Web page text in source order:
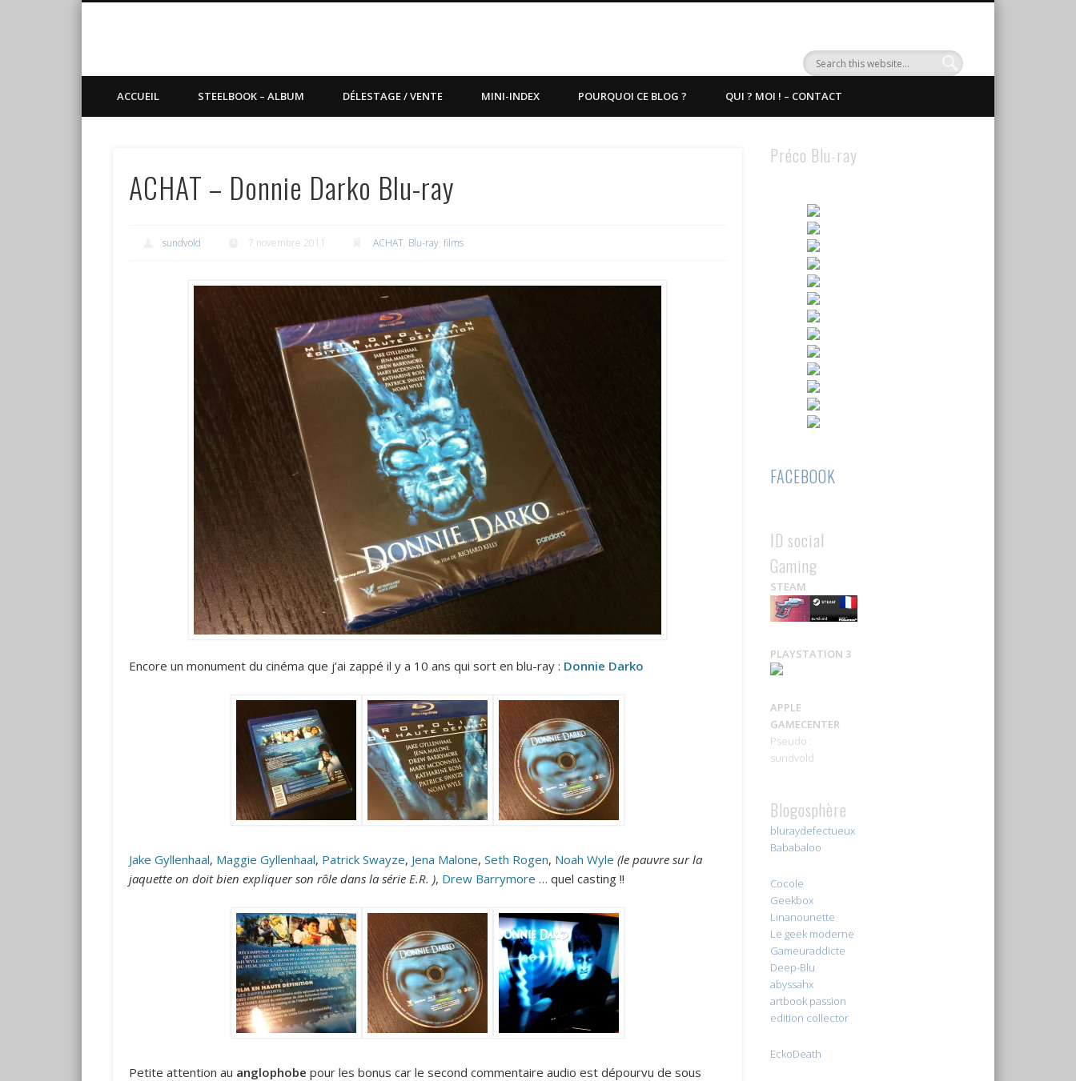
ACCUEIL STEELBOOK – ALBUM DÉLESTAGE / VENTE MINI-INDEX POURQUOI CE BLOG ? QUI ? MOI ! – CONTACT
ACHAT – Donnie Darko Blu-ray
sundvold 7 novembre 2011 ACHAT, Blu-ray, films
Encore un monument du cinéma que j’ai zappé il y a 10 ans qui sort en blu-ray : Donnie Darko
Jake Gyllenhaal, Maggie Gyllenhaal, Patrick Swayze, Jena Malone, Seth Rogen, Noah Wyle (le pauvre sur la
jaquette on doit bien expliquer son rôle dans la série E.R. ), Drew Barrymore … quel casting !!
Petite attention au anglophobe pour les bonus car le second commentaire audio est dépourvu de sous
Préco Blu-ray
FACEBOOK
ID social
Gaming
STEAM
PLAYSTATION 3
APPLE
GAMECENTER
Pseudo :
sundvold
Blogosphère
bluraydefectueux
Bababaloo
Cocole
Geekbox
Linanounette
Le geek moderne
Gameuraddicte
Deep-Blu
abyssahx
artbook passion
edition collector
EckoDeath